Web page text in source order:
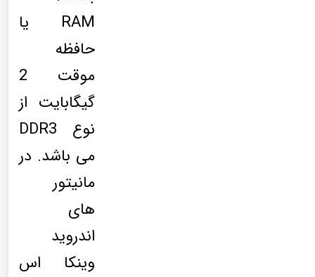
RAM یا
حافظه
موقت 2
گیگابایت از
نوع DDR3
می باشد. در
مانیتور
های
اندروید
وینکا اس